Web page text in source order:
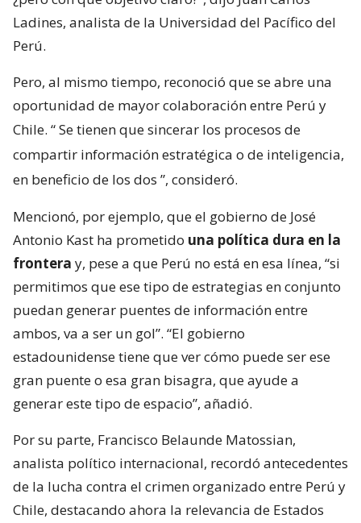
Ladines, analista de la Universidad del Pacífico del
Perú.
Pero, al mismo tiempo, reconoció que se abre una
oportunidad de mayor colaboración entre Perú y
Chile. “Se tienen que sincerar los procesos de
compartir información estratégica o de inteligencia,
en beneficio de los dos ”, consideró.
Mencionó, por ejemplo, que el gobierno de José
Antonio Kast ha prometido una política dura en la
frontera y, pese a que Perú no está en esa línea, “si
permitimos que ese tipo de estrategias en conjunto
puedan generar puentes de información entre
ambos, va a ser un gol”. “El gobierno
estadounidense tiene que ver cómo puede ser ese
gran puente o esa gran bisagra, que ayude a
generar este tipo de espacio”, añadió.
Por su parte, Francisco Belaunde Matossian,
analista político internacional, recordó antecedentes
de la lucha contra el crimen organizado entre Perú y
Chile, destacando ahora la relevancia de Estados